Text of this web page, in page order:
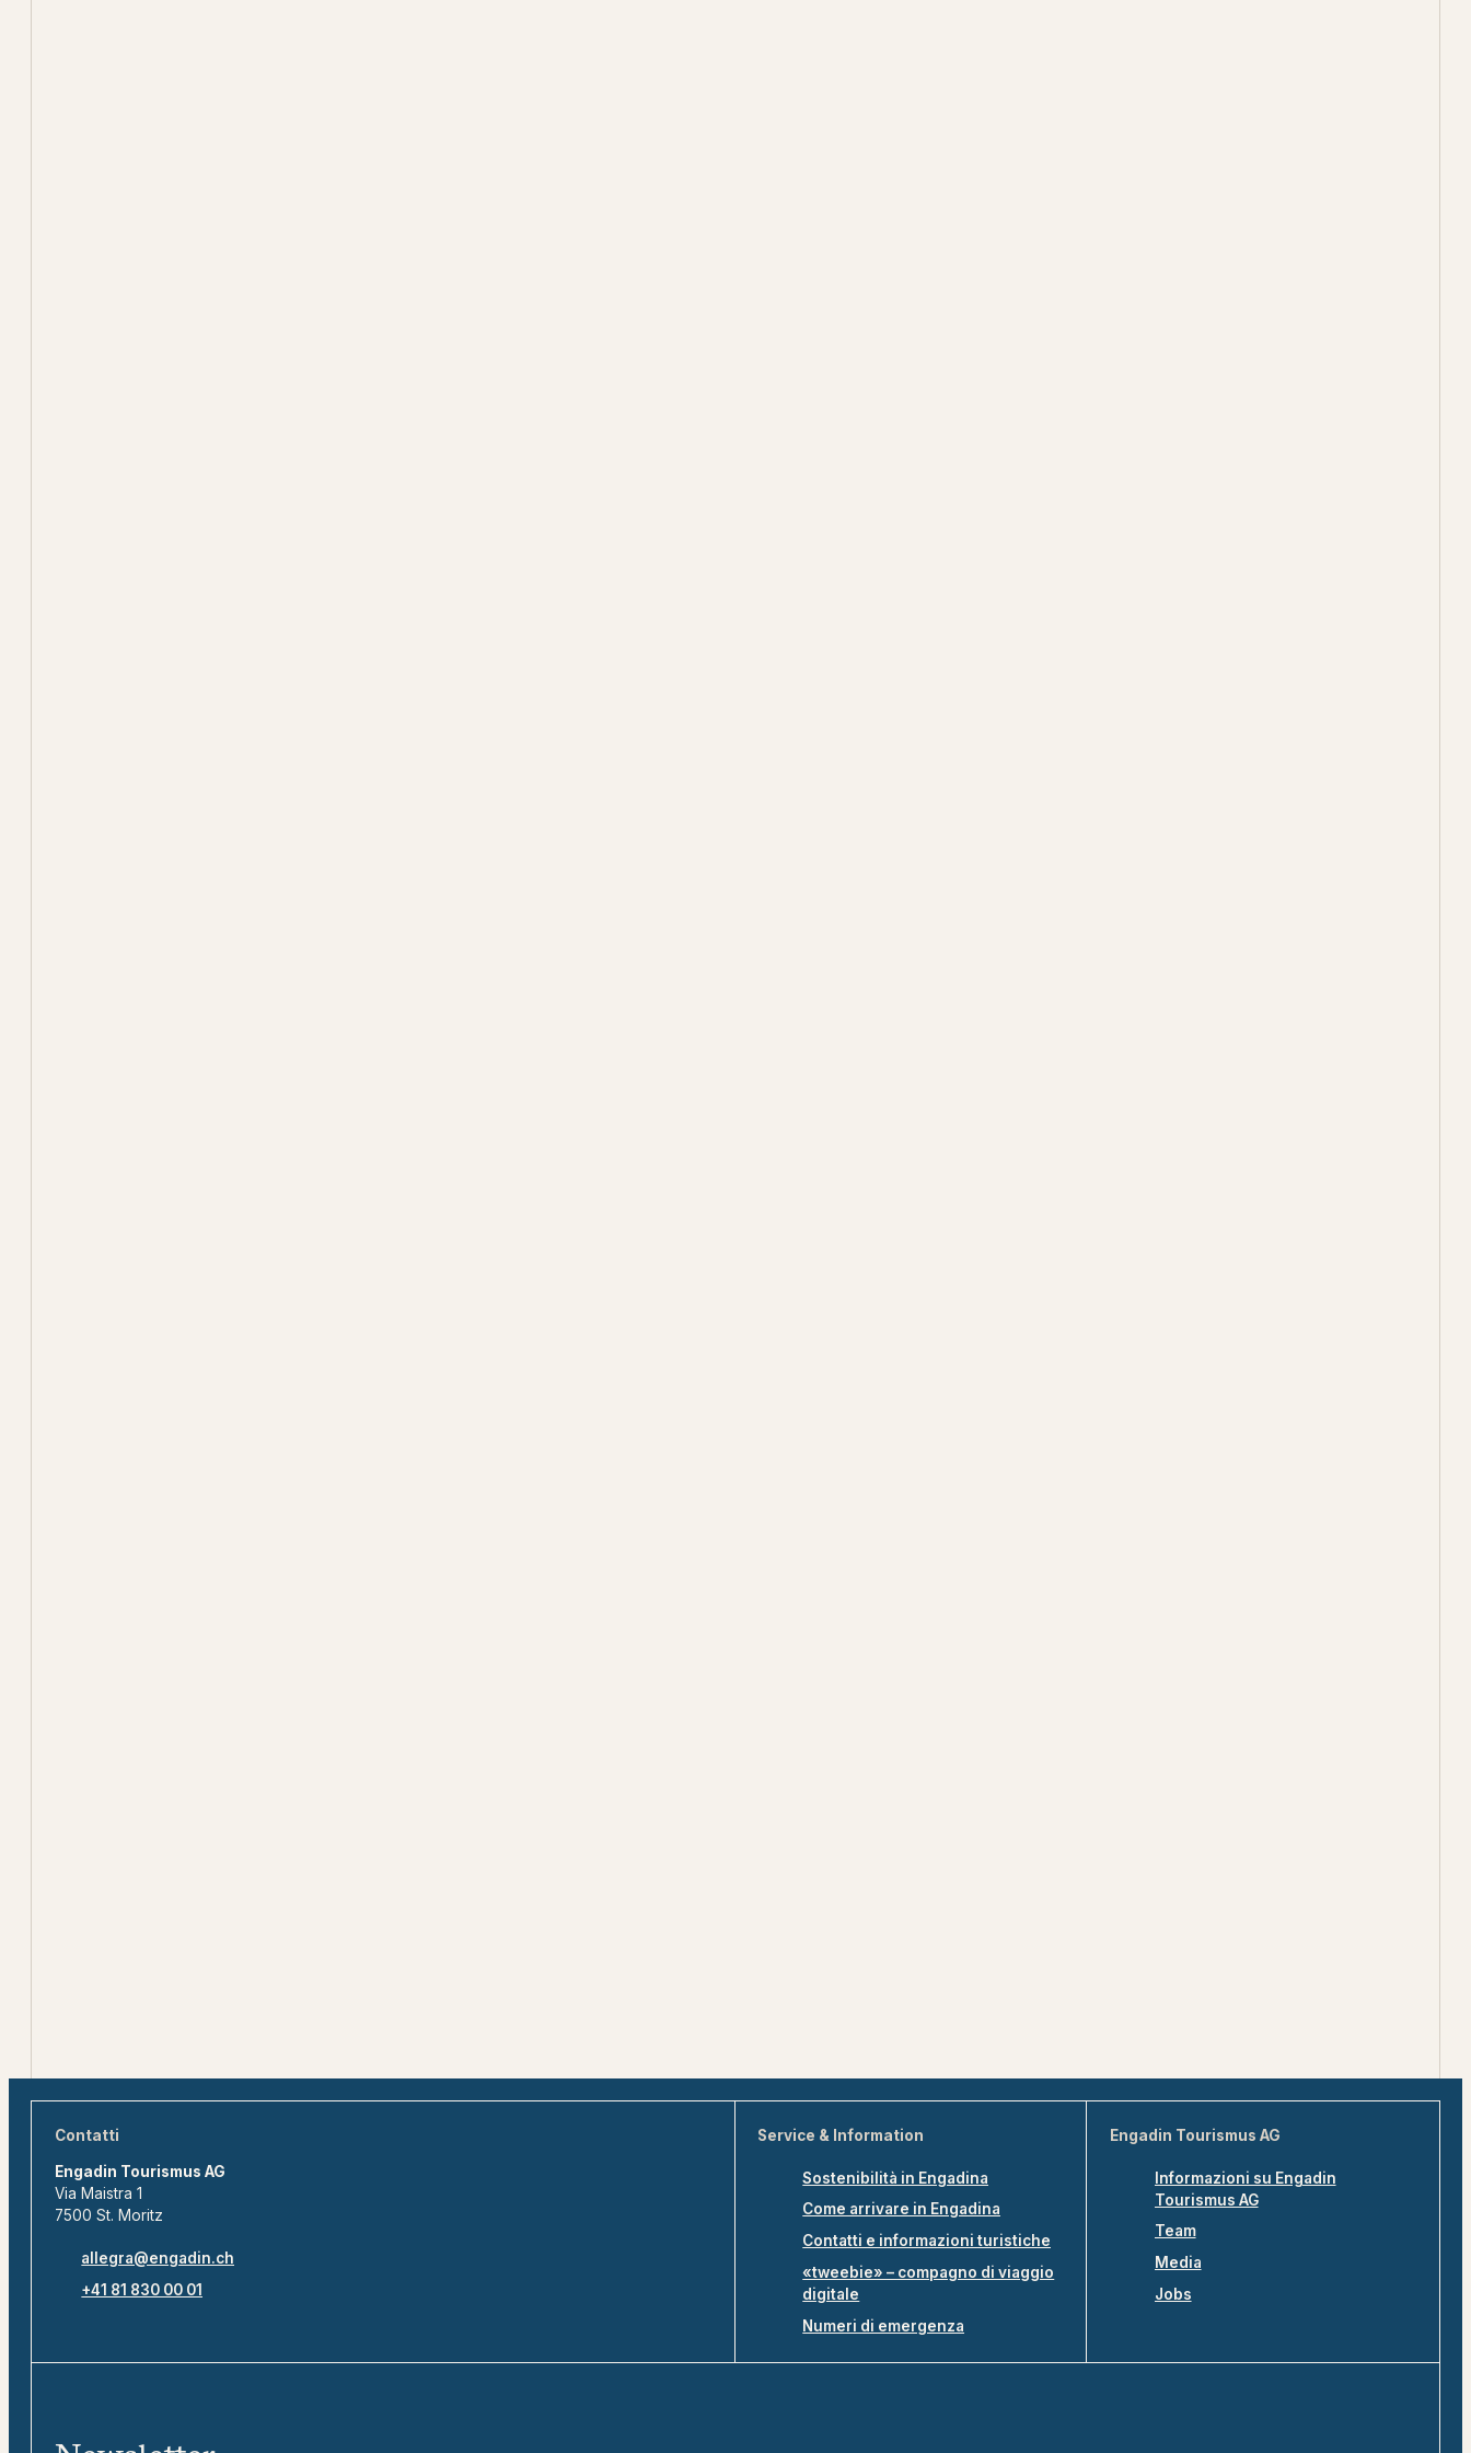
Contatti
Engadin Tourismus AG
Via Maistra 1
7500 St. Moritz
allegra@engadin.ch
+41 81 830 00 01
Service & Information
Sostenibilità in Engadina
Come arrivare in Engadina
Contatti e informazioni turistiche
«tweebie» – compagno di viaggio
digitale
Numeri di emergenza
Engadin Tourismus AG
Informazioni su Engadin
Tourismus AG
Team
Media
Jobs